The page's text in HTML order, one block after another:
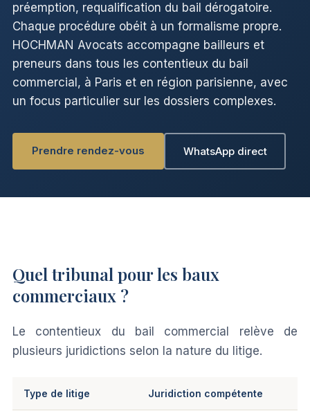
préemption, requalification du bail dérogatoire.
Chaque procédure obéit à un formalisme propre.
HOCHMAN Avocats accompagne bailleurs et
preneurs dans tous les contentieux du bail
commercial, à Paris et en région parisienne, avec
un focus particulier sur les dossiers complexes.
Prendre rendez-vous WhatsApp direct
Quel tribunal pour les baux
commerciaux ?
Le contentieux du bail commercial relève de
plusieurs juridictions selon la nature du litige.
Type de litige Juridiction compétente